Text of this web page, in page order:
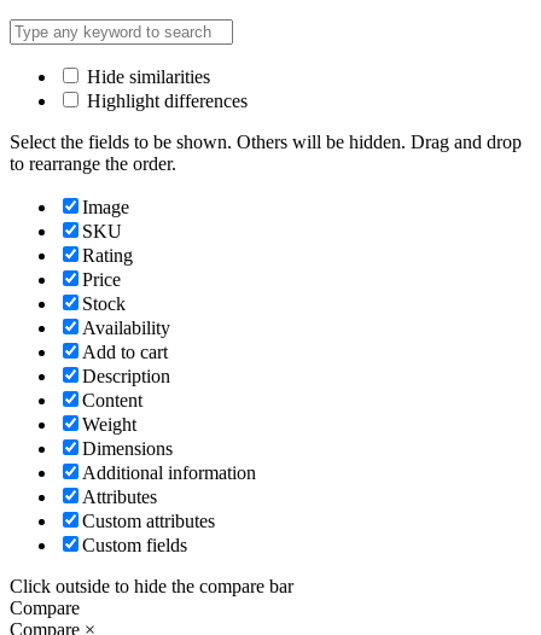
Hide similarities
Highlight differences
Select the fields to be shown. Others will be hidden. Drag and drop
to rearrange the order.
Image
SKU
Rating
Price
Stock
Availability
Add to cart
Description
Content
Weight
Dimensions
Additional information
Attributes
Custom attributes
Custom fields
Click outside to hide the compare bar
Compare
Compare ×